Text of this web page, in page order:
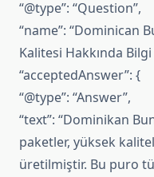
“@type”: “Question”,
“name”: “Dominican
Kalitesi Hakkında Bilgi
“acceptedAnswer”: {
“@type”: “Answer”,
“text”: “Dominikan
paketler, yüksek
üretilmiştir. Bu puro